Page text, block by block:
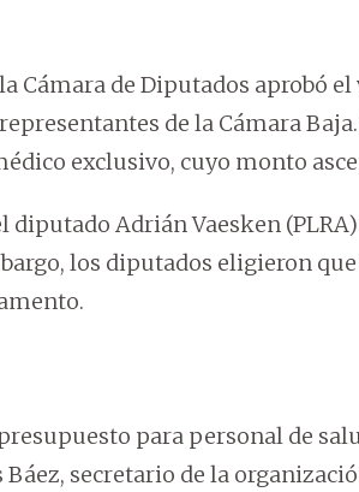
Cámara de Diputados aprobó
de la Cámara
exclusivo, cuyo monto
diputado Adrián Vaesken
los diputados eligieron
para personal de
Báez, secretario de la